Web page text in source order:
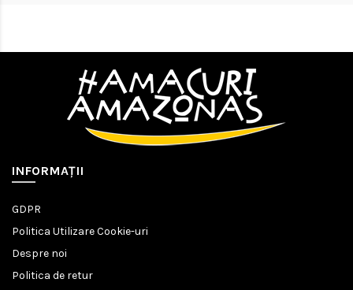
INFORMAŢII
GDPR
Politica Utilizare Cookie-uri
Despre noi
Politica de retur